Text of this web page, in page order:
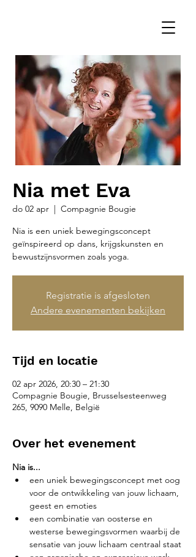
Nia met Eva
do 02 apr
  |
Compagnie Bougie
Nia is een uniek bewegingsconcept
geïnspireerd op dans, krijgskunsten en
bewustzijnsvormen zoals yoga.
Registratie is afgesloten
Andere evenementen bekijken
Tijd en locatie
02 apr 2026, 20:30 – 21:30
Compagnie Bougie, Brusselsesteenweg
265, 9090 Melle, België
Over het evenement
Nia is...
een uniek bewegingsconcept met oog
voor de ontwikkeling van jouw lichaam,
geest en emoties
een combinatie van oosterse en
westerse bewegingsvormen waarbij de
sensatie van jouw lichaam centraal staat